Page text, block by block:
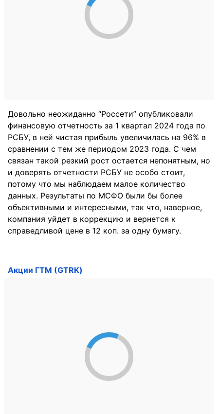
Довольно неожиданно “Россети” опубликовали
финансовую отчетность за 1 квартал 2024 года по
РСБУ, в ней чистая прибыль увеличилась на 96% в
сравнении с тем же периодом 2023 года. С чем
связан такой резкий рост остается непонятным, но
и доверять отчетности РСБУ не особо стоит,
потому что мы наблюдаем малое количество
данных. Результаты по МСФО были бы более
объективными и интересными, так что, наверное,
компания уйдет в коррекцию и вернется к
справедливой цене в 12 коп. за одну бумагу.
Акции ГТМ (GTRK)